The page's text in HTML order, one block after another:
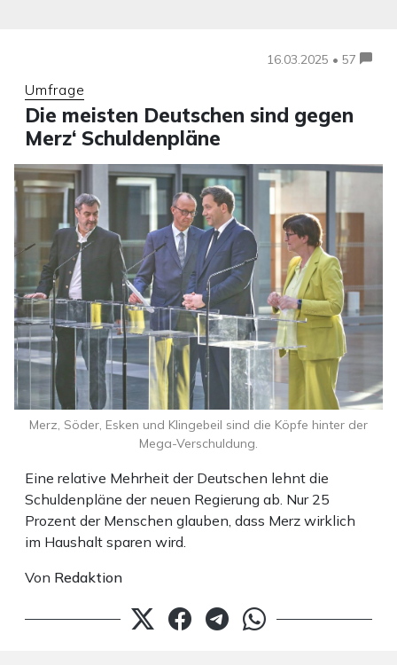
16.03.2025 • 57
Umfrage
Die meisten Deutschen sind gegen
Merz‘ Schuldenpläne
Eine relative Mehrheit der Deutschen lehnt die
Schuldenpläne der neuen Regierung ab. Nur 25
Prozent der Menschen glauben, dass Merz wirklich
im Haushalt sparen wird.
Von Redaktion
Merz, Söder, Esken und Klingebeil sind die Köpfe hinter der
Mega-Verschuldung.